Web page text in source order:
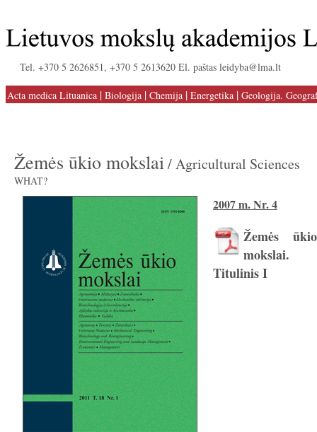
Tel. +370 5 2626851, +370 5 2613620 El. paštas leidyba@lma.lt
Acta medica Lituanica | Biologija | Chemija | Energetika | Geologija.
Žemės ūkio mokslai/ Agricultural Sciences
WHAT?
2007 m. Nr. 4
Žemės ūkio
mokslai.
Titulinis I